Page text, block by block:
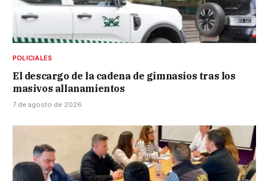
POLICIALES
El descargo de la cadena de gimnasios tras los
masivos allanamientos
7 de agosto de 2026